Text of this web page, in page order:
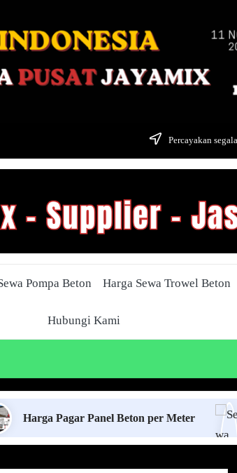
Percayakan
Pompa Beton Harga Sewa Trowel Beton
Hubungi Kami
Panel Beton per Meter Sewa